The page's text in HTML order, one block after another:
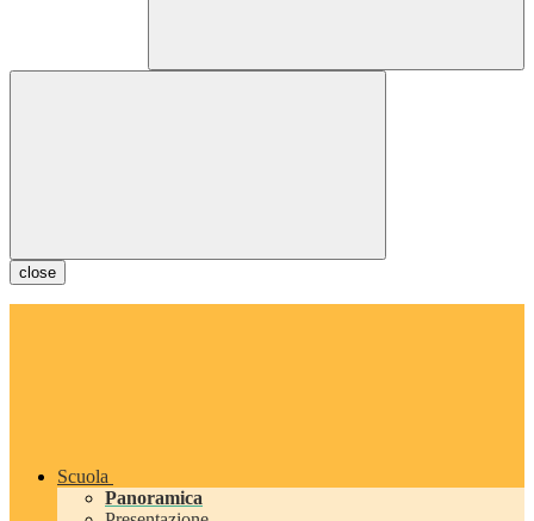
close
Scuola
Panoramica